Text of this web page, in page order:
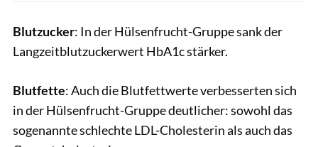
Blutzucker: In der Hülsenfrucht-Gruppe sank der
Langzeitblutzuckerwert HbA1c stärker.
Blutfette: Auch die Blutfettwerte verbesserten sich
in der Hülsenfrucht-Gruppe deutlicher: sowohl das
sogenannte schlechte LDL-Cholesterin als auch das